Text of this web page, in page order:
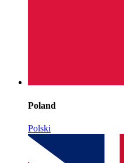
Poland
Polski